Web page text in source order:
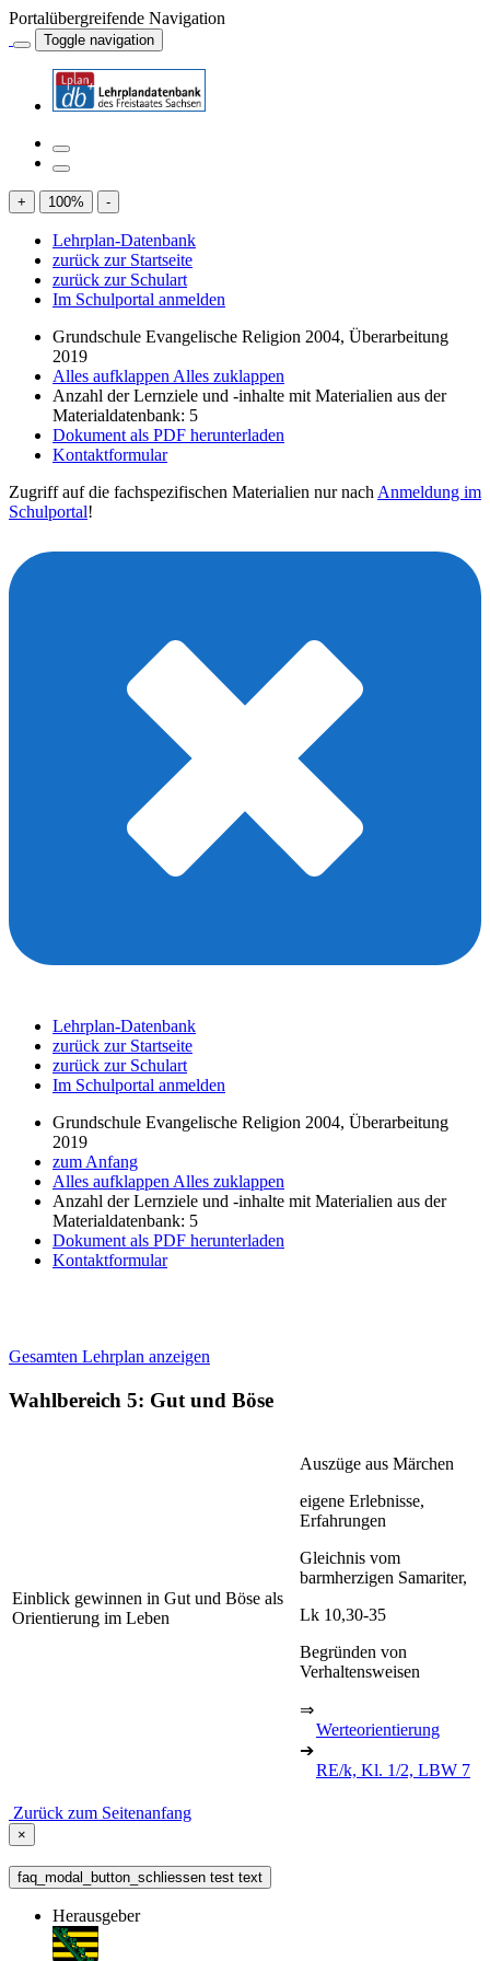
Portalübergreifende Navigation
Toggle navigation
+ 100% -
Lehrplan-Datenbank
zurück zur Startseite
zurück zur Schulart
Im Schulportal anmelden
Grundschule Evangelische Religion 2004, Überarbeitung
2019
Alles aufklappen Alles zuklappen
Anzahl der Lernziele und -inhalte mit Materialien aus der
Materialdatenbank: 5
Dokument als PDF herunterladen
Kontaktformular
Zugriff auf die fachspezifischen Materialien nur nach Anmeldung im
Schulportal!
Lehrplan-Datenbank
zurück zur Startseite
zurück zur Schulart
Im Schulportal anmelden
Grundschule Evangelische Religion 2004, Überarbeitung
2019
zum Anfang
Alles aufklappen Alles zuklappen
Anzahl der Lernziele und -inhalte mit Materialien aus der
Materialdatenbank: 5
Dokument als PDF herunterladen
Kontaktformular
Gesamten Lehrplan anzeigen
Wahlbereich 5: Gut und Böse
Einblick gewinnen in Gut und Böse als
Orientierung im Leben
Auszüge aus Märchen
eigene Erlebnisse,
Erfahrungen
Gleichnis vom
barmherzigen Samariter,
Lk 10,30-35
Begründen von
Verhaltensweisen
⇒
Werteorientierung
➔
RE/k, Kl. 1/2, LBW 7
Zurück zum Seitenanfang
×
faq_modal_button_schliessen test text
Herausgeber